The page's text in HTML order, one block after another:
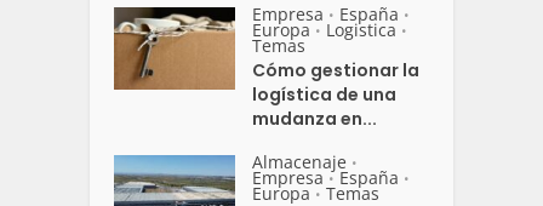
Empresa • España •
Europa • Logistica •
Temas
Cómo gestionar la
logística de una
mudanza en...
Almacenaje •
Empresa • España •
Europa • Temas